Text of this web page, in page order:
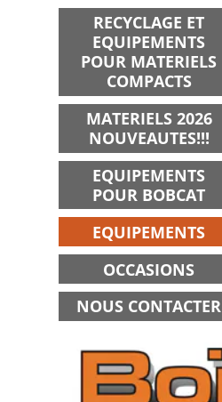
RECYCLAGE ET
EQUIPEMENTS
POUR MATERIELS
COMPACTS
MATERIELS 2026
NOUVEAUTES!!!
EQUIPEMENTS
POUR BOBCAT
EQUIPEMENTS
OCCASIONS
NOUS CONTACTER